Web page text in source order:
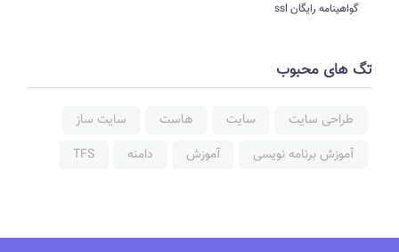
گواهینامه رایگان ssl
تگ های محبوب
طراحی سایت سایت هاست
سایت ساز
آموزش برنامه نویسی
آموزش دامنه TFS